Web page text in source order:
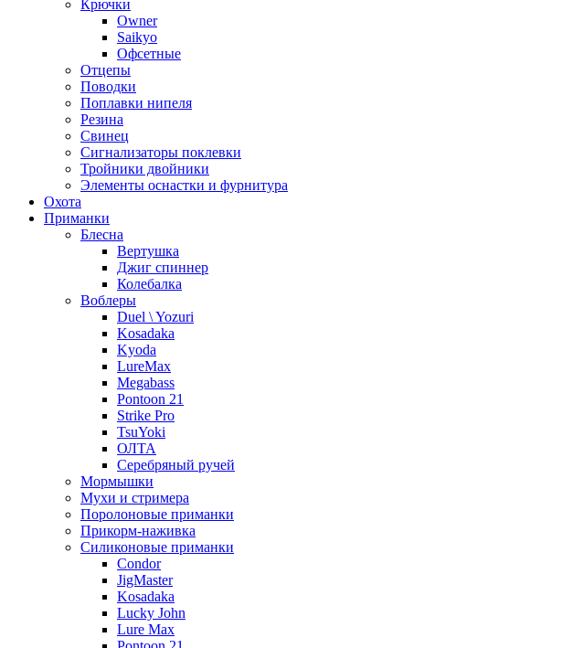
Крючки
Owner
Saikyo
Офсетные
Отцепы
Поводки
Поплавки нипеля
Резина
Свинец
Сигнализаторы поклевки
Тройники двойники
Элементы оснастки и фурнитура
Охота
Приманки
Блесна
Вертушка
Джиг спиннер
Колебалка
Воблеры
Duel \ Yozuri
Kosadaka
Kyoda
LureMax
Megabass
Pontoon 21
Strike Pro
TsuYoki
ОЛТА
Серебряный ручей
Мормышки
Мухи и стримера
Поролоновые приманки
Прикорм-наживка
Силиконовые приманки
Condor
JigMaster
Kosadaka
Lucky John
Lure Max